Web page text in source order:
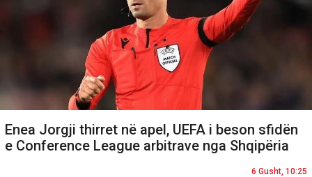
Enea Jorgji thirret në apel, UEFA i beson sfidën
e Conference League arbitrave nga Shqipëria
6 Gusht, 10:25